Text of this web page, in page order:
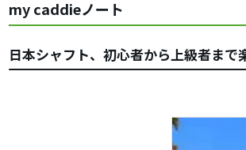
my caddieノート
日本シャフト、初心者から上級者ま